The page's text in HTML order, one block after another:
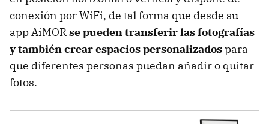
conexión por WiFi, de tal forma que desde su
app AiMOR se pueden transferir las fotografías
y también crear espacios personalizadospara
que diferentes personas puedan añadir o quitar
fotos.